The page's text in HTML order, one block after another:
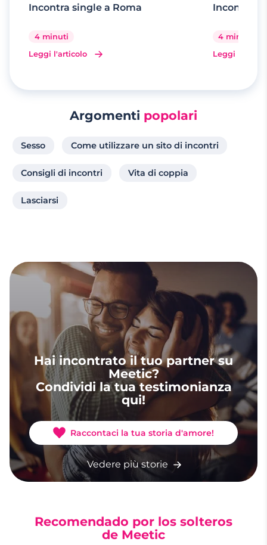
Incontra single a Roma
4 minuti
Leggi l'articolo
Incontra
4 minuti
Leggi
Argomenti popolari
Sesso Come utilizzare un sito di incontri
Consigli di incontri Vita di coppia
Lasciarsi
Hai incontrato il tuo partner su
Meetic?
Condividi la tua testimonianza
qui!
Raccontaci la tua storia d'amore!
Vedere più storie
Recomendado por los solteros
de Meetic